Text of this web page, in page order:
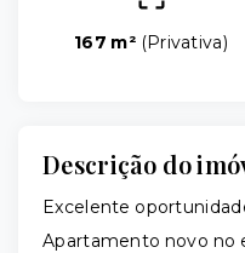
167 m² (Privativa)
Descrição do
Excelente
Apartamento novo no